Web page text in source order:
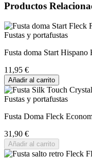
Productos
Fustas y portafustas
Fusta doma Start Hispano
11,95 €
Añadir al carrito
Fustas y portafustas
Fusta Doma Fleck
31,90 €
Añadir al carrito